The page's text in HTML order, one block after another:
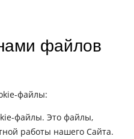
файлов
файлы:
файлы. Это файлы,
работы нашего Сайта.